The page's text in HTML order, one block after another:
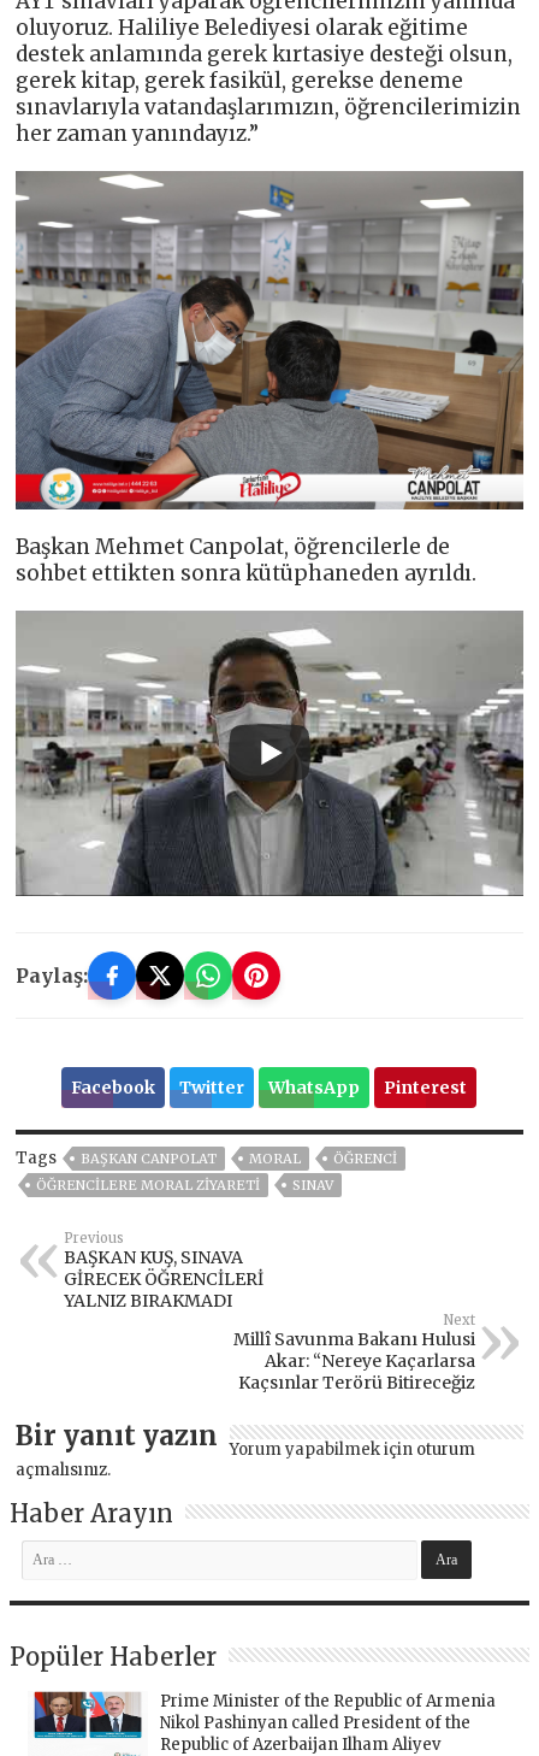
oluyoruz. Haliliye Belediyesi olarak eğitime
destek anlamında gerek kırtasiye desteği olsun,
gerek kitap, gerek fasikül, gerekse deneme
sınavlarıyla vatandaşlarımızın, öğrencilerimizin
her zaman yanındayız.”
Başkan Mehmet Canpolat, öğrencilerle de
sohbet ettikten sonra kütüphaneden ayrıldı.
Paylaş:
Facebook Twitter WhatsApp Pinterest
Tags BAŞKAN CANPOLAT MORAL
ÖĞRENCI
ÖĞRENCİLERE MORAL ZİYARETİ
SINAV
Previous
BAŞKAN KUŞ, SINAVA
GİRECEK ÖĞRENCİLERİ
YALNIZ BIRAKMADI
Next
Millî Savunma Bakanı Hulusi
Akar: “Nereye Kaçarlarsa
Kaçsınlar Terörü Bitireceğiz
Bir yanıt yazın Yorum yapabilmek için oturum
açmalısınız.
Haber Arayın
Popüler Haberler
Prime Minister of the Republic of Armenia
Nikol Pashinyan called President of the
Republic of Azerbaijan Ilham Aliyev